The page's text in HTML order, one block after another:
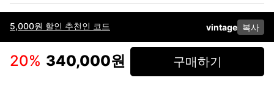
5,000원 할인 추천인 코드 vintage 복사
20% 340,000원 구매하기
이용약관고객센터판매개인정보 처리방침사업자 정보다운로드
인스타그램
페이스북